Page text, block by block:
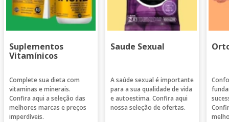
Suplementos
Vitamínicos
Complete sua dieta com
vitaminas e minerais.
Confira aqui a seleção das
melhores marcas e preços
imperdíveis.
Saude Sexual
A saúde sexual é importante
para a sua qualidade de vida
e autoestima. Confira aqui
nossa seleção de ofertas.